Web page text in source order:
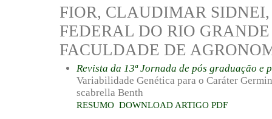
FIOR, CLAUDIMAR
FEDERAL DO RIO
FACULDADE DE
Revista da 13ª Jornada de pós graduação e
Variabilidade Genética para o Caráter
scabrella Benth
RESUMO DOWNLOAD ARTIGO PDF